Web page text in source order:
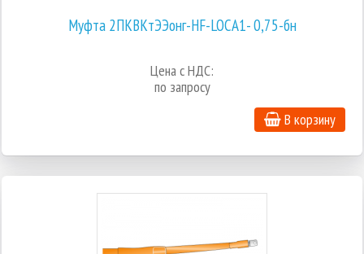
Муфта 2ПКВКтЭЭонг-HF-LOCA1- 0,75-бн
Цена с НДС:
по запросу
В корзину